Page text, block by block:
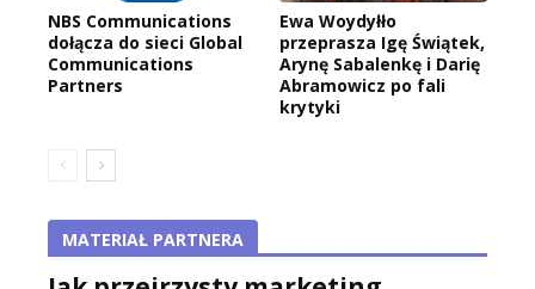
NBS Communications
dołącza do sieci Global
Communications
Partners
Ewa Woydyłło
przeprasza Igę Świątek,
Arynę Sabalenkę i Darię
Abramowicz po fali
krytyki
MATERIAŁ PARTNERA